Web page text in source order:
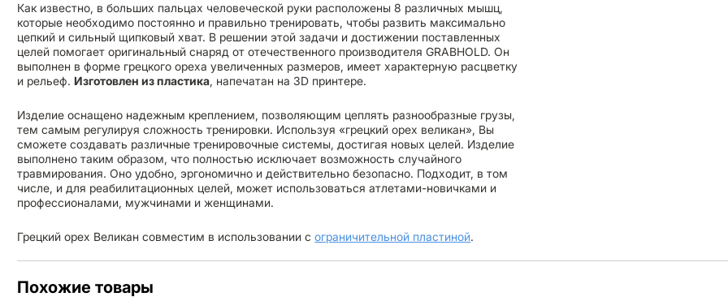
Как известно, в больших пальцах человеческой руки расположены 8 различных мышц,
которые необходимо постоянно и правильно тренировать, чтобы развить максимально
цепкий и сильный щипковый хват. В решении этой задачи и достижении поставленных
целей помогает оригинальный снаряд от отечественного производителя GRABHOLD. Он
выполнен в форме грецкого ореха увеличенных размеров, имеет характерную расцветку
и рельеф.Изготовлен из пластика, напечатан на 3D принтере.
Изделие оснащено надежным креплением, позволяющим цеплять разнообразные грузы,
тем самым регулируя сложность тренировки. Используя «грецкий орех великан», Вы
сможете создавать различные тренировочные системы, достигая новых целей. Изделие
выполнено таким образом, что полностью исключает возможность случайного
травмирования. Оно удобно, эргономично и действительно безопасно. Подходит, в том
числе, и для реабилитационных целей, может использоваться атлетами-новичками и
профессионалами, мужчинами и женщинами.
Грецкий орех Великан совместим в использовании сограничительной пластиной.
Похожие товары